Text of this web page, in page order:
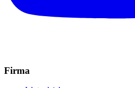
Firma